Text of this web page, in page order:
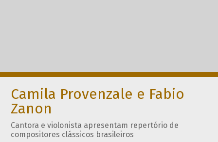
Camila Provenzale e Fabio
Zanon
Cantora e violonista apresentam repertório de
compositores clássicos brasileiros